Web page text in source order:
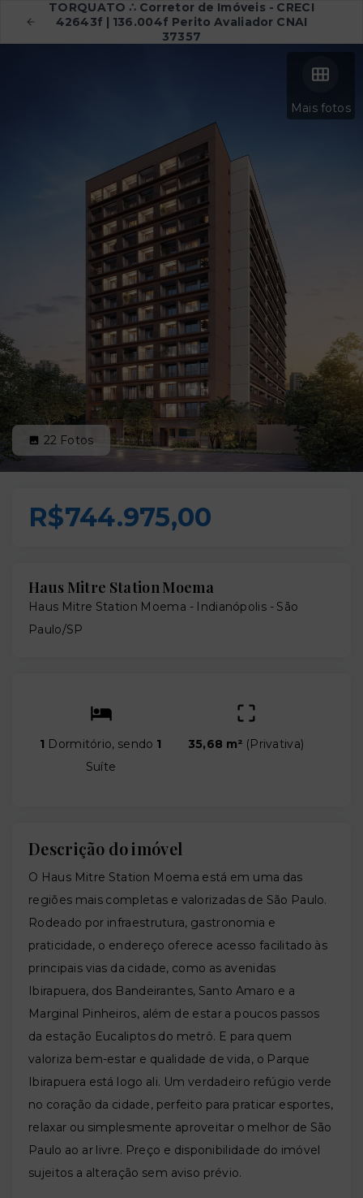
TORQUATO ∴ Corretor de Imóveis - CRECI
42643f | 136.004f Perito Avaliador CNAI
37357
Mais fotos
22 Fotos
R$744.975,00
Haus Mitre Station Moema
Haus Mitre Station Moema - Indianópolis - São
Paulo/SP
1 Dormitório, sendo 1
Suíte
35,68 m² (Privativa)
Descrição do imóvel
O Haus Mitre Station Moema está em uma das
regiões mais completas e valorizadas de São Paulo.
Rodeado por infraestrutura, gastronomia e
praticidade, o endereço oferece acesso facilitado às
principais vias da cidade, como as avenidas
Ibirapuera, dos Bandeirantes, Santo Amaro e a
Marginal Pinheiros, além de estar a poucos passos
da estação Eucaliptos do metrô. E para quem
valoriza bem-estar e qualidade de vida, o Parque
Ibirapuera está logo ali. Um verdadeiro refúgio verde
no coração da cidade, perfeito para praticar esportes,
relaxar ou simplesmente aproveitar o melhor de São
Paulo ao ar livre. Preço e disponibilidade do imóvel
sujeitos a alteração sem aviso prévio.